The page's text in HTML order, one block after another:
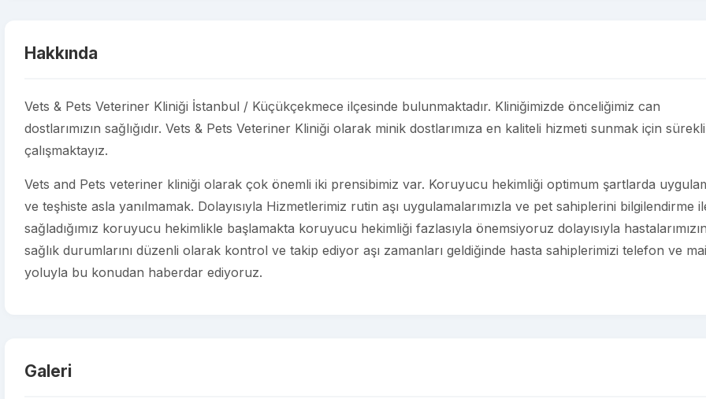
Hakkında
Vets & Pets Veteriner Kliniği İstanbul / Küçükçekmece ilçesinde bulunmaktadır. Kliniğimizde önceliğimiz can
dostlarımızın sağlığıdır. Vets & Pets Veteriner Kliniği olarak minik dostlarımıza en kaliteli hizmeti sunmak için sürekli
çalışmaktayız.
Vets and Pets veteriner kliniği olarak çok önemli iki prensibimiz var. Koruyucu hekimliği optimum şartlarda
ve teşhiste asla yanılmamak. Dolayısıyla Hizmetlerimiz rutin aşı uygulamalarımızla ve pet sahiplerini bilgilendirme
sağladığımız koruyucu hekimlikle başlamakta koruyucu hekimliği fazlasıyla önemsiyoruz dolayısıyla hastalarımızın
sağlık durumlarını düzenli olarak kontrol ve takip ediyor aşı zamanları geldiğinde hasta sahiplerimizi telefon ve
yoluyla bu konudan haberdar ediyoruz.
Galeri